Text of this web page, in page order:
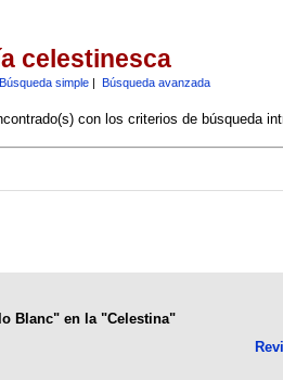
celestinesca
Búsqueda simple| Búsqueda avanzada
con los criterios de búsqueda
Blanc" en la "Celestina"